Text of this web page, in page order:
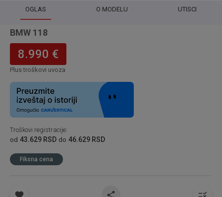
OGLAS O MODELU UTISCI
BMW 118
8.990 €
Plus troškovi uvoza
Troškovi registracije:
od 43.629 RSD do 46.629 RSD
Fiksna cena